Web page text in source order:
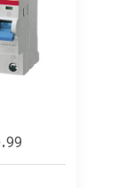
99